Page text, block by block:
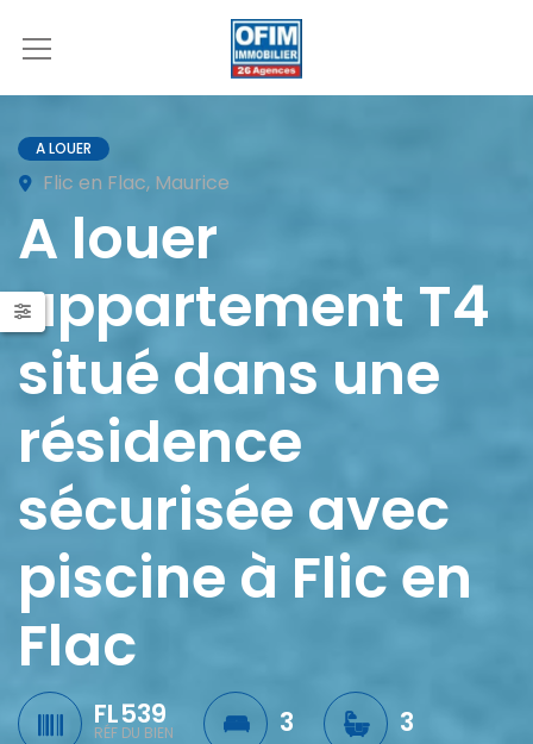
A LOUER
Flic en Flac, Maurice
A louer
appartement T4
situé dans une
résidence
sécurisée avec
piscine à Flic en
Flac
FL539
RÉF DU BIEN 3 3